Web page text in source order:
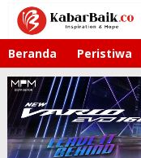
Lewati
konten
Beranda Peristiwa